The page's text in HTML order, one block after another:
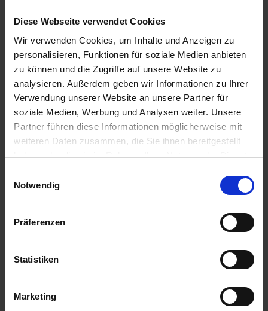
Diese Webseite verwendet Cookies
Wir verwenden Cookies, um Inhalte und Anzeigen zu
personalisieren, Funktionen für soziale Medien anbieten
zu können und die Zugriffe auf unsere Website zu
analysieren. Außerdem geben wir Informationen zu Ihrer
Verwendung unserer Website an unsere Partner für
soziale Medien, Werbung und Analysen weiter. Unsere
Partner führen diese Informationen möglicherweise mit
weiteren Daten zusammen, die Sie ihnen bereitgestellt
haben oder die sie im Rahmen Ihrer Nutzung der Dienste
Cookies, wenn Sie unsere Webseite weiterhin nutzen.
Notwendig
Präferenzen
Statistiken
Marketing
15,85 €
inkl. ges. USt.,zzgl. Versandkosten
Sofort versandfertig, Lieferzeit ca. 2-4 Werktage innerhalb
Deutschlands
In denWarenkorb
Merken Bewerten
Artikel Nr.: 4654323
Ersatzschlüssel für Krauser Koffer. Gleichschließend für
Bewertungen
Kunden haben sich ebenfalls angesehen